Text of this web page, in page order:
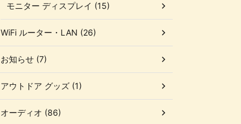
モニター ディスプレイ (15)
WiFi ルーター・LAN (26)
お知らせ (7)
アウトドア グッズ (1)
オーディオ (86)